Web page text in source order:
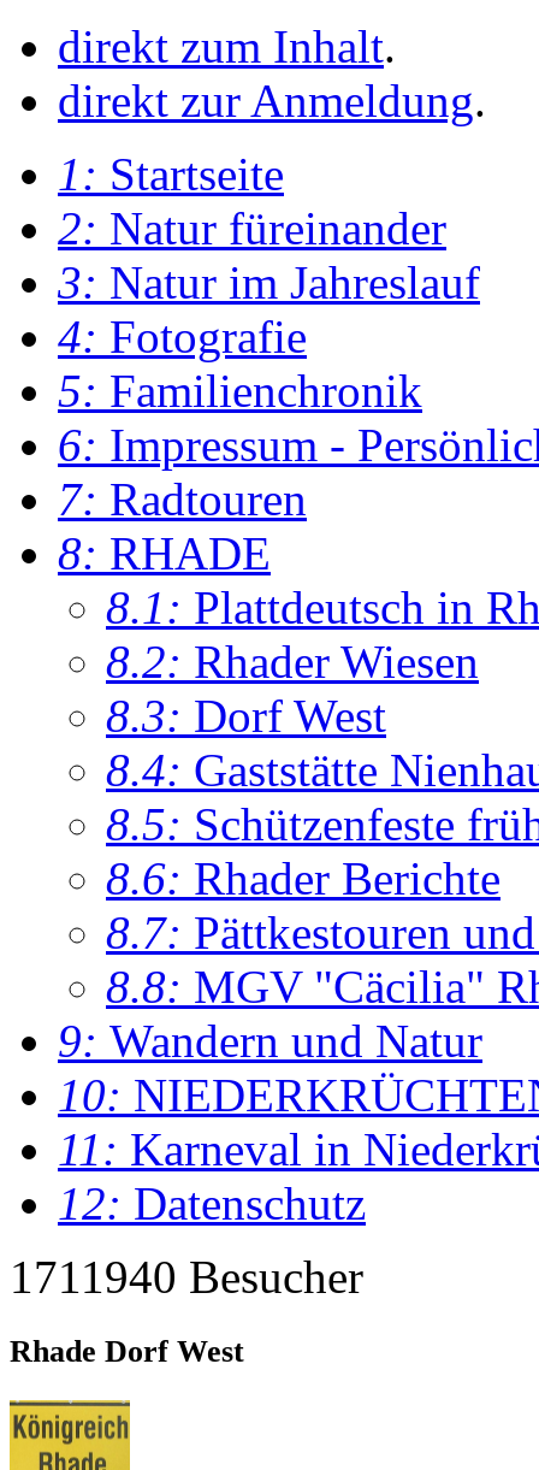
direkt zum Inhalt.
direkt zur Anmeldung.
1: Startseite
2: Natur füreinander
3: Natur im Jahreslauf
4: Fotografie
5: Familienchronik
6: Impressum -
7: Radtouren
8: RHADE
8.1: Plattdeutsch in
8.2: Rhader Wiesen
8.3: Dorf West
8.4: Gaststätte
8.5: Schützenfeste
8.6: Rhader Berichte
8.7: Pättkestouren
8.8: MGV "Cäcilia"
9: Wandern und Natur
10:
11: Karneval in
12: Datenschutz
1711940 Besucher
Rhade Dorf West